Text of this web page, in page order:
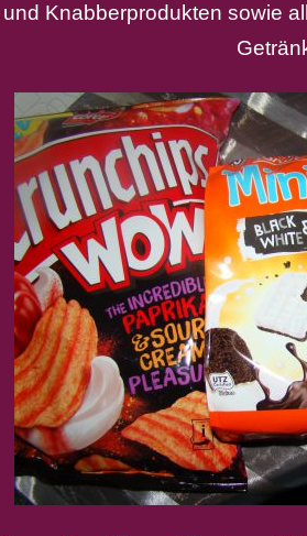
Knabberprodukten sowie